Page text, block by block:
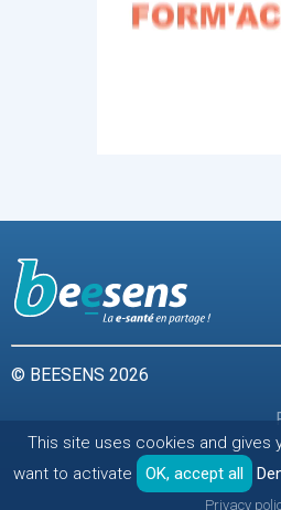
© BEESENS 2026
This site uses cookies and gives
want to activate
OK, accept all
Privacy